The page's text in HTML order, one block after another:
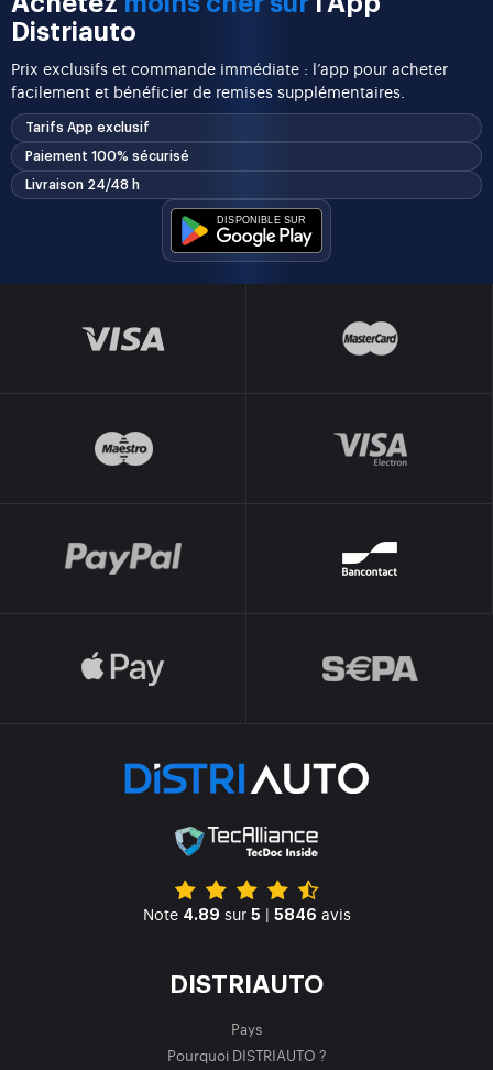
Distriauto
Prix exclusifs et commande immédiate : l’app pour acheter
facilement et bénéficier de remises supplémentaires.
Tarifs App exclusif
Paiement 100% sécurisé
Livraison 24/48 h
Note 4.89 sur 5 | 5846 avis
DISTRIAUTO
Pays
Pourquoi DISTRIAUTO ?